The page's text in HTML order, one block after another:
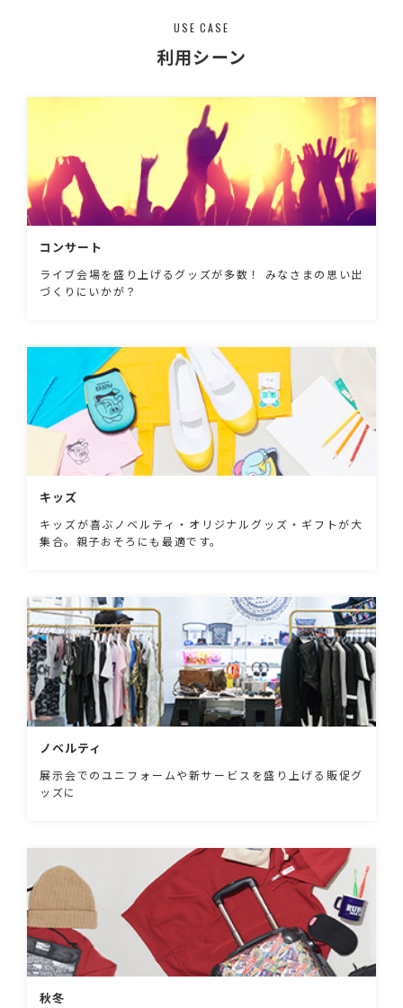
USE CASE
利用シーン
コンサート
ライブ会場を盛り上げるグッズが多数！ みなさまの思い出
づくりにいかが？
キッズ
キッズが喜ぶノベルティ・オリジナルグッズ・ギフトが大
集合。親子おそろにも最適です。
ノベルティ
展示会でのユニフォームや新サービスを盛り上げる販促グ
ッズに
秋冬